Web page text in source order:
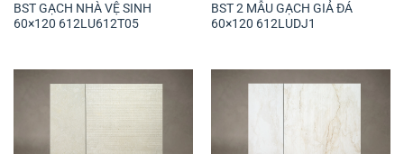
BST GẠCH NHÀ VỆ SINH
60×120 612LU612T05
BST 2 MẪU GẠCH GIẢ ĐÁ
60×120 612LUDJ1